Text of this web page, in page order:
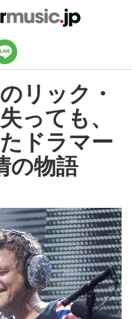
リック・
っても、
ドラマー
の物語
を終了